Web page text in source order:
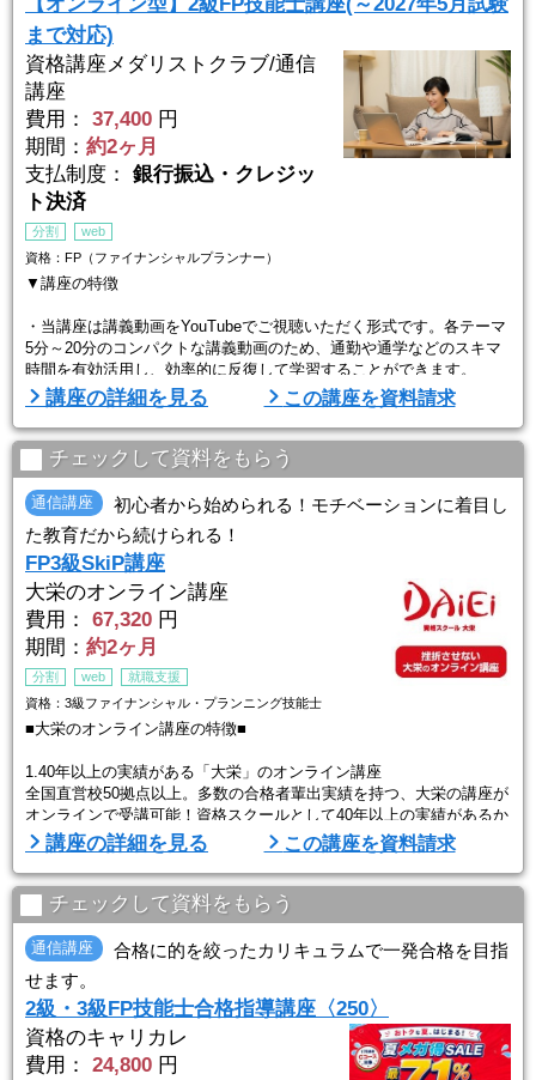
まで対応)
資格講座メダリストクラブ/通信
講座
費用：
37,400 円
期間： 約2ヶ月
支払制度： 銀行振込・クレジッ
ト決済
分割
web
資格：FP（ファイナンシャルプランナー）
▼講座の特徴
・当講座は講義動画をYouTubeでご視聴いただく形式です。各テーマ
5分～20分のコンパクトな講義動画のため、通勤や通学などのスキマ
時間を有効活用し、効率的に反復して学習することができます。
・専門分野ごとに専任の講師が担当し、全分野ごと初歩的な知識から
学習していきます。また、講師の実務的なエピソードを交えながら授
業を進めていくため会話の中でも知識が身につきます！！
・実務経験豊かな講師陣が過去の出題傾向を分析し作成したオリジナ
ル教材を使用！通信でもご質問や受検アドバイスな ...
講座の詳細を見る この講座を資料請求
チェックして資料をもらう
通信講座
初心者から始められる！モチベーションに着目し
た教育だから続けられる！
FP3級SkiP講座
大栄のオンライン講座
費用：
67,320 円
期間： 約2ヶ月
分割 web
就職支援
資格：3級ファイナンシャル・プランニング技能士
■大栄のオンライン講座の特徴■
1.40年以上の実績がある「大栄」のオンライン講座
全国直営校50拠点以上。多数の合格者輩出実績を持つ、大栄の講座が
オンラインで受講可能！資格スクールとして40年以上の実績があるか
ら、内容も任せて安心。それほど合格ノウハウが凝縮されている内容
です。
2.「挫折させない」にこだわるサポート体制
学習管理の専門スタッフ キャリアナビゲーターが定期的にカウンセ
リングを行い、学習の進捗確認や学習に対する疑問点にお応えしま
す。学習内容の理解度や進捗を確認しながら ...
講座の詳細を見る この講座を資料請求
チェックして資料をもらう
通信講座
合格に的を絞ったカリキュラムで一発合格を目指
せます。
2級・3級FP技能士合格指導講座〈250〉
資格のキャリカレ
費用：
24,800 円